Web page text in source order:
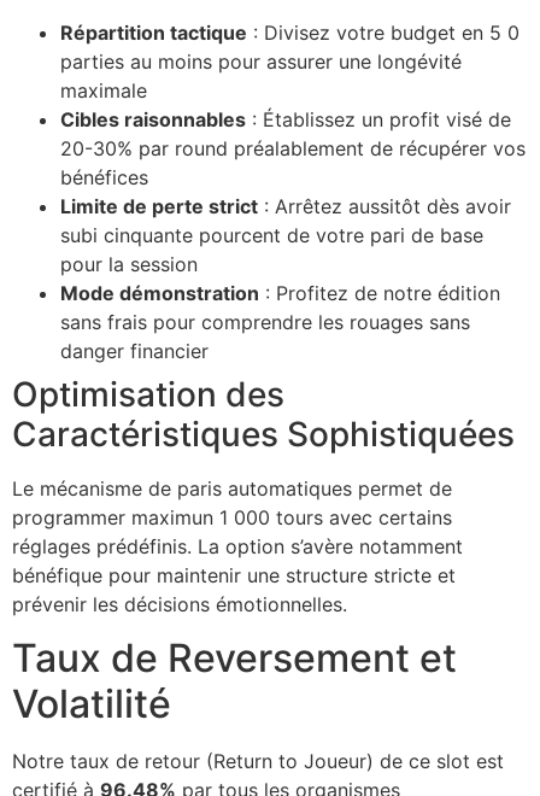
Répartition tactique : Divisez votre budget en 5 0
parties au moins pour assurer une longévité
maximale
Cibles raisonnables : Établissez un profit visé de
20-30% par round préalablement de récupérer vos
bénéfices
Limite de perte strict : Arrêtez aussitôt dès avoir
subi cinquante pourcent de votre pari de base
pour la session
Mode démonstration : Profitez de notre édition
sans frais pour comprendre les rouages sans
danger financier
Optimisation des
Caractéristiques Sophistiquées
Le mécanisme de paris automatiques permet de
programmer maximun 1 000 tours avec certains
réglages prédéfinis. La option s’avère notamment
bénéfique pour maintenir une structure stricte et
prévenir les décisions émotionnelles.
Taux de Reversement et
Volatilité
Notre taux de retour (Return to Joueur) de ce slot est
certifié à 96.48% par tous les organismes